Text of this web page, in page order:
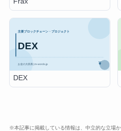
DEX
※本記事に掲載している情報は、中立的な立場